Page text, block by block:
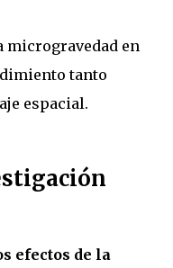
microgravedad en
tanto
espacial.
efectos de la